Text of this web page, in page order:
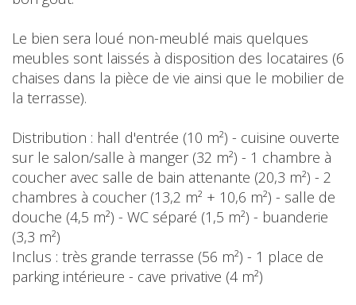
Le bien sera loué non-meublé mais quelques
meubles sont laissés à disposition des locataires (6
chaises dans la pièce de vie ainsi que le mobilier de
la terrasse).
Distribution : hall d'entrée (10 m²) - cuisine ouverte
sur le salon/salle à manger (32 m²) - 1 chambre à
coucher avec salle de bain attenante (20,3 m²) - 2
chambres à coucher (13,2 m² + 10,6 m²) - salle de
douche (4,5 m²) - WC séparé (1,5 m²) - buanderie
(3,3 m²)
Inclus : très grande terrasse (56 m²) - 1 place de
parking intérieure - cave privative (4 m²)